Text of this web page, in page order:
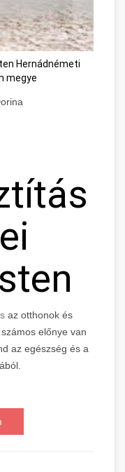
Hernádnémeti
megye
az otthonok és
előnye van
az egészség és a